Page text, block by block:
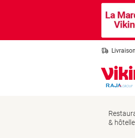
&